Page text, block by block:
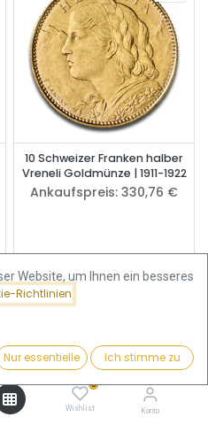
Beliebteste
0
Wishlist Konto
10 Schweizer Franken halber
Vreneli Goldmünze | 1911-1922
Ankaufspreis: 330,76 €
Website, um Ihnen ein besseres
Richtlinien
Nur essentielle Ich stimme zu